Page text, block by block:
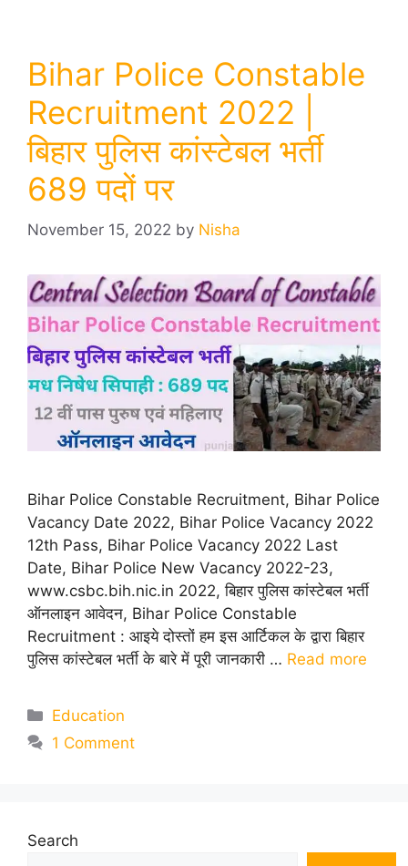
Bihar Police Constable
Recruitment 2022 |
बिहार पुलिस कांस्टेबल भर्ती
689 पदों पर
November 15, 2022 by Nisha
Bihar Police Constable Recruitment, Bihar Police
Vacancy Date 2022, Bihar Police Vacancy 2022
12th Pass, Bihar Police Vacancy 2022 Last
Date, Bihar Police New Vacancy 2022-23,
www.csbc.bih.nic.in 2022, बिहार पुलिस कांस्टेबल भर्ती
ऑनलाइन आवेदन, Bihar Police Constable
Recruitment : आइये दोस्तों हम इस आर्टिकल के द्वारा बिहार
पुलिस कांस्टेबल भर्ती के बारे में पूरी जानकारी … Read more
Categories
Education
1 Comment
Search